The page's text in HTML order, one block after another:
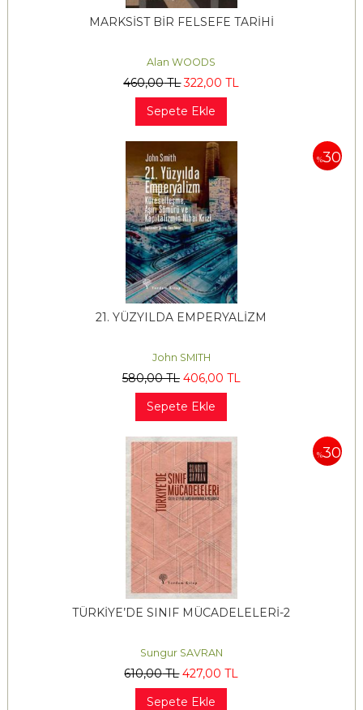
MARKSİST BİR FELSEFE TARİHİ
Alan WOODS
460,00TL 322,00 TL
Sepete Ekle
%30
21. YÜZYILDA EMPERYALİZM
John SMITH
580,00TL 406,00 TL
Sepete Ekle
%30
TÜRKİYE’DE SINIF MÜCADELELERİ-2
Sungur SAVRAN
610,00TL 427,00 TL
Sepete Ekle